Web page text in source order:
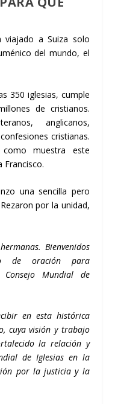
viajado a Suiza solo
del mundo, el
350 iglesias, cumple
de cristianos.
anglicanos,
cristianas.
muestra este
Francisco.
una sencilla pero
por la unidad,
Bienvenidos
de oración para
Mundial de
en esta histórica
cuya visión y trabajo
la relación y
de Iglesias en la
por la justicia y la